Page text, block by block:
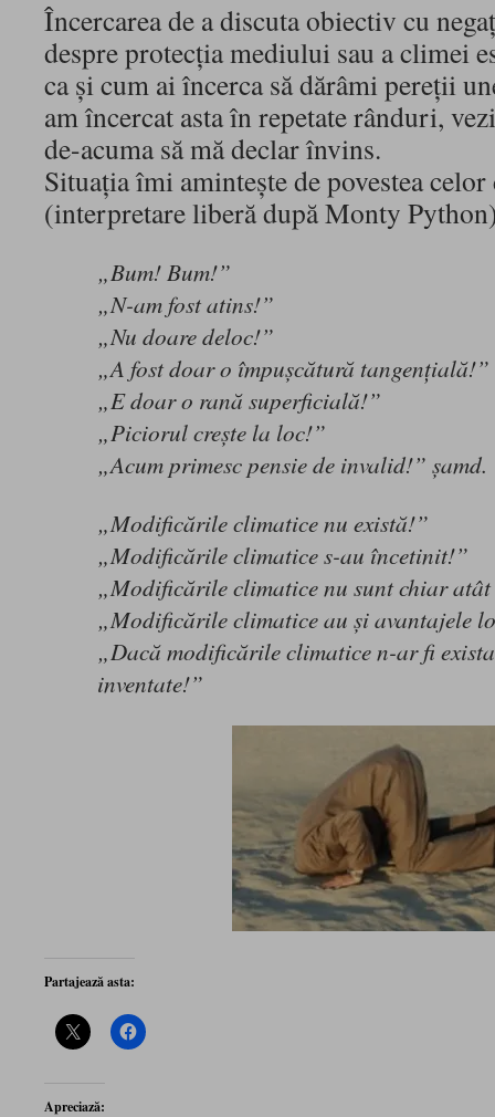
Încercarea de a discuta obiectiv cu
despre protecţia mediului sau a climei
ca şi cum ai încerca să dărâmi pereţii
am încercat asta în repetate rânduri,
de-acuma să mă declar învins.
Situaţia îmi aminteşte de povestea
(interpretare liberă după Monty
„Bum! Bum!”
„N-am fost atins!”
„Nu doare deloc!”
„A fost doar o împuşcătură tangenţială!”
„E doar o rană superficială!”
„Piciorul creşte la loc!”
„Acum primesc pensie de invalid!” şamd.
„Modificările climatice nu există!”
„Modificările climatice s-au încetinit!”
„Modificările climatice nu sunt chiar atât
„Modificările climatice au şi avantajele
„Dacă modificările climatice n-ar fi
inventate!”
Partajează asta:
Apreciază: